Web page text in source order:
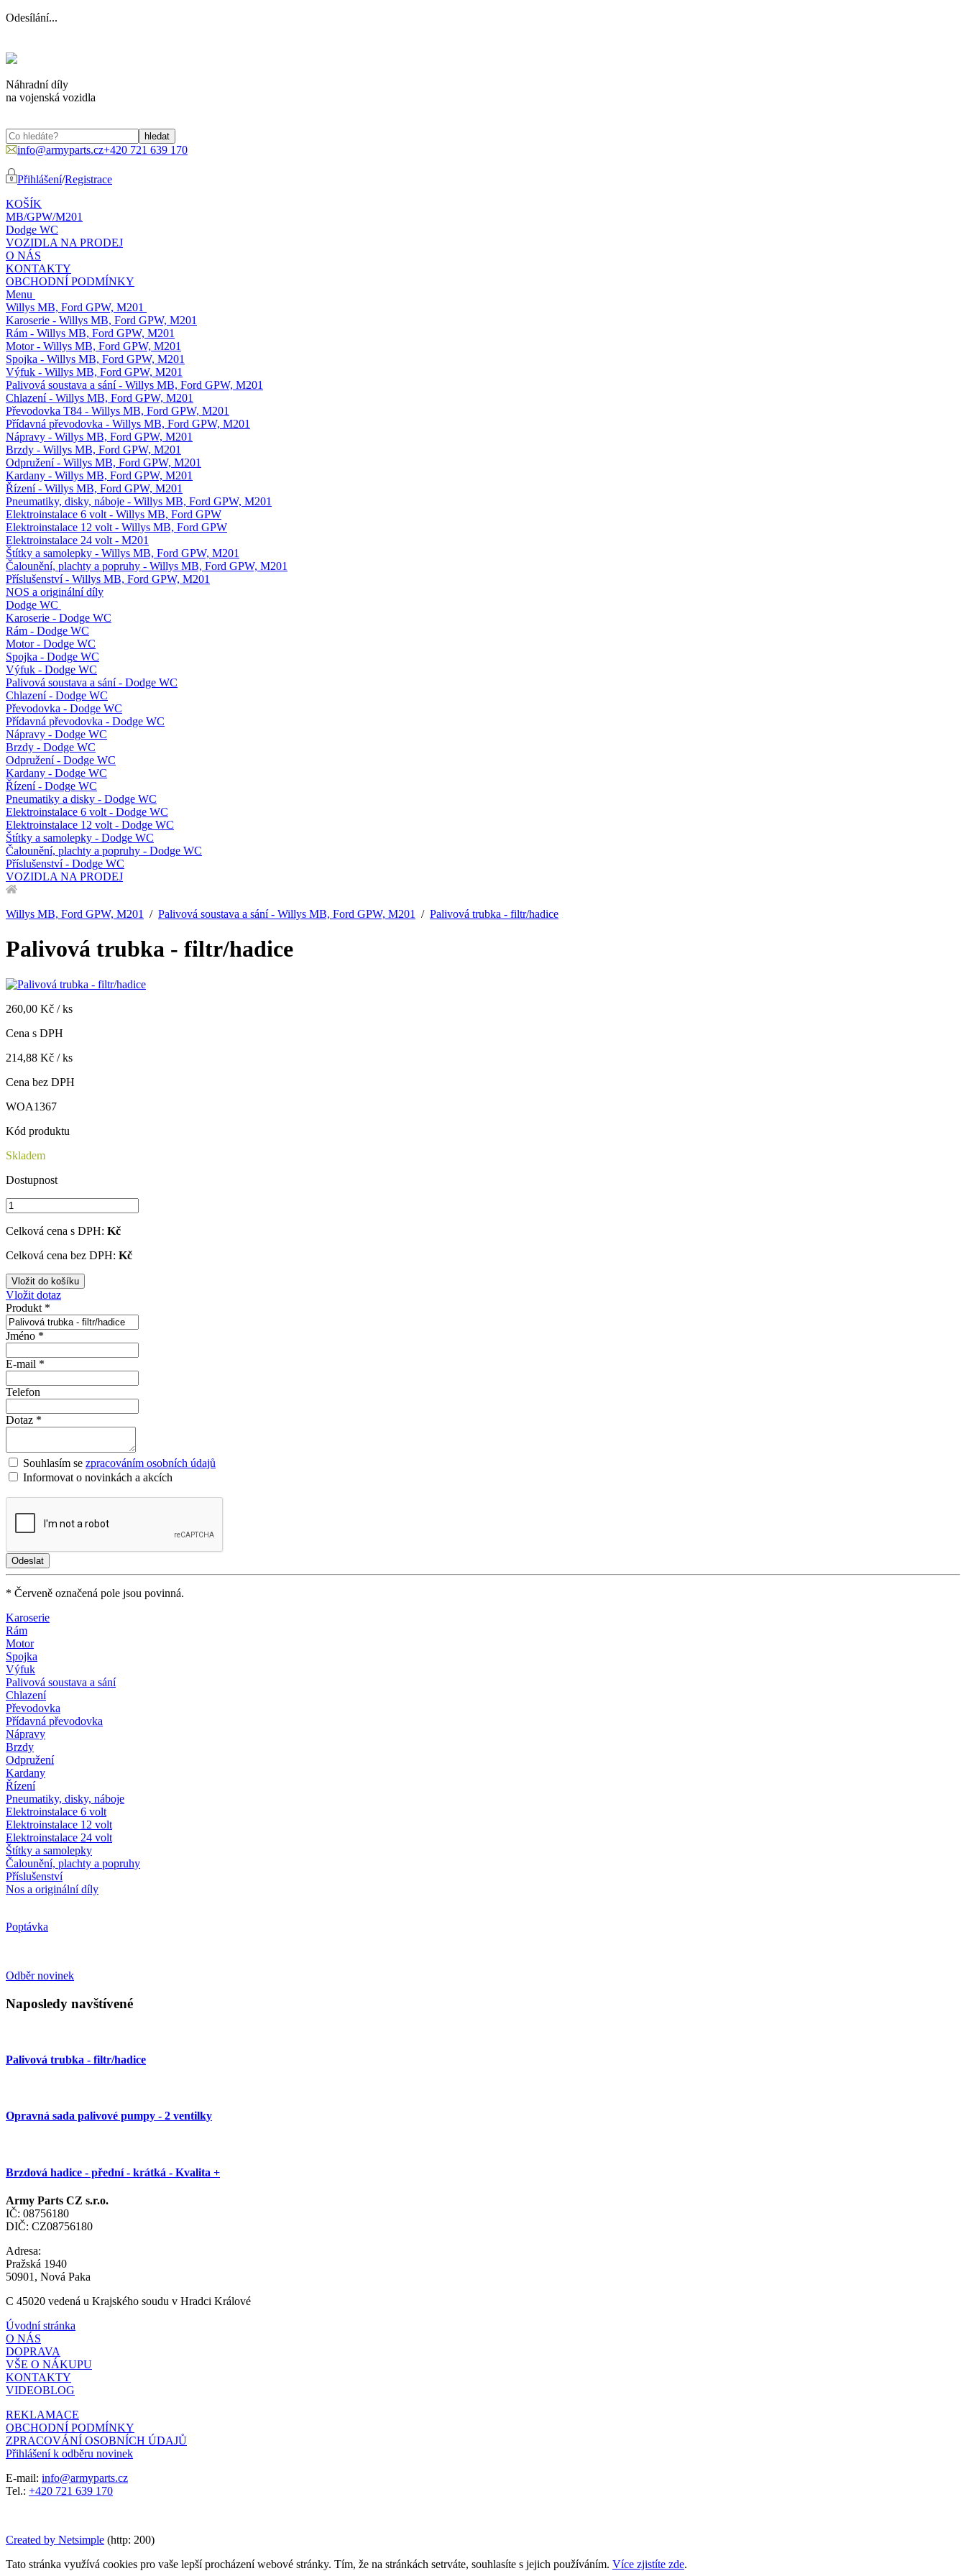
Odesílání...
Náhradní díly
na vojenská vozidla
info@armyparts.cz+420 721 639 170
Přihlášení/Registrace
KOŠÍK
MB/GPW/M201
Dodge WC
VOZIDLA NA PRODEJ
O NÁS
KONTAKTY
OBCHODNÍ PODMÍNKY
Menu
Willys MB, Ford GPW, M201
Karoserie - Willys MB, Ford GPW, M201
Rám - Willys MB, Ford GPW, M201
Motor - Willys MB, Ford GPW, M201
Spojka - Willys MB, Ford GPW, M201
Výfuk - Willys MB, Ford GPW, M201
Palivová soustava a sání - Willys MB, Ford GPW, M201
Chlazení - Willys MB, Ford GPW, M201
Převodovka T84 - Willys MB, Ford GPW, M201
Přídavná převodovka - Willys MB, Ford GPW, M201
Nápravy - Willys MB, Ford GPW, M201
Brzdy - Willys MB, Ford GPW, M201
Odpružení - Willys MB, Ford GPW, M201
Kardany - Willys MB, Ford GPW, M201
Řízení - Willys MB, Ford GPW, M201
Pneumatiky, disky, náboje - Willys MB, Ford GPW, M201
Elektroinstalace 6 volt - Willys MB, Ford GPW
Elektroinstalace 12 volt - Willys MB, Ford GPW
Elektroinstalace 24 volt - M201
Štítky a samolepky - Willys MB, Ford GPW, M201
Čalounění, plachty a popruhy - Willys MB, Ford GPW, M201
Příslušenství - Willys MB, Ford GPW, M201
NOS a originální díly
Dodge WC
Karoserie - Dodge WC
Rám - Dodge WC
Motor - Dodge WC
Spojka - Dodge WC
Výfuk - Dodge WC
Palivová soustava a sání - Dodge WC
Chlazení - Dodge WC
Převodovka - Dodge WC
Přídavná převodovka - Dodge WC
Nápravy - Dodge WC
Brzdy - Dodge WC
Odpružení - Dodge WC
Kardany - Dodge WC
Řízení - Dodge WC
Pneumatiky a disky - Dodge WC
Elektroinstalace 6 volt - Dodge WC
Elektroinstalace 12 volt - Dodge WC
Štítky a samolepky - Dodge WC
Čalounění, plachty a popruhy - Dodge WC
Příslušenství - Dodge WC
VOZIDLA NA PRODEJ
Willys MB, Ford GPW, M201 / Palivová soustava a sání - Willys MB, Ford GPW, M201 / Palivová trubka - filtr/hadice
Palivová trubka - filtr/hadice
260,00 Kč / ks
Cena s DPH
214,88 Kč / ks
Cena bez DPH
WOA1367
Kód produktu
Skladem
Dostupnost
Celková cena s DPH: Kč
Celková cena bez DPH: Kč
Vložit dotaz
Produkt *
Jméno *
E-mail *
Telefon
Dotaz *
Souhlasím se zpracováním osobních údajů
Informovat o novinkách a akcích
* Červeně označená pole jsou povinná.
Karoserie
Rám
Motor
Spojka
Výfuk
Palivová soustava a sání
Chlazení
Převodovka
Přídavná převodovka
Nápravy
Brzdy
Odpružení
Kardany
Řízení
Pneumatiky, disky, náboje
Elektroinstalace 6 volt
Elektroinstalace 12 volt
Elektroinstalace 24 volt
Štítky a samolepky
Čalounění, plachty a popruhy
Příslušenství
Nos a originální díly
Poptávka
Odběr novinek
Naposledy navštívené
Palivová trubka - filtr/hadice
Opravná sada palivové pumpy - 2 ventilky
Brzdová hadice - přední - krátká - Kvalita +
Army Parts CZ s.r.o.
IČ: 08756180
DIČ: CZ08756180
Adresa:
Pražská 1940
50901, Nová Paka
C 45020 vedená u Krajského soudu v Hradci Králové
Úvodní stránka
O NÁS
DOPRAVA
VŠE O NÁKUPU
KONTAKTY
VIDEOBLOG
REKLAMACE
OBCHODNÍ PODMÍNKY
ZPRACOVÁNÍ OSOBNÍCH ÚDAJŮ
Přihlášení k odběru novinek
E-mail: info@armyparts.cz
Tel.: +420 721 639 170
Created by Netsimple (http: 200)
Tato stránka využívá cookies pro vaše lepší procházení webové stránky. Tím, že na stránkách setrváte, souhlasíte s jejich používáním. Více zjistíte zde.